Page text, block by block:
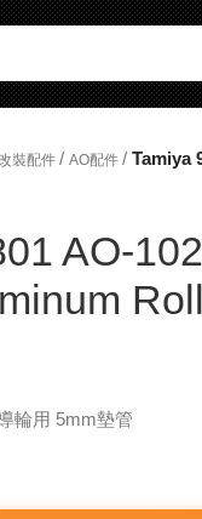
裝配件 / AO配件 / Tamiya
AO-
輪用 5mm墊管